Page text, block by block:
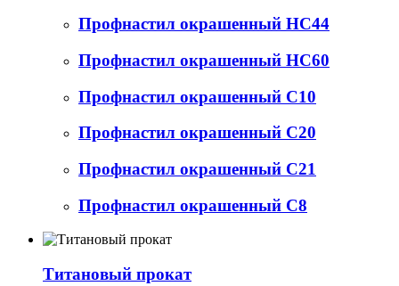
Профнастил окрашенный НС44
Профнастил окрашенный НС60
Профнастил окрашенный С10
Профнастил окрашенный С20
Профнастил окрашенный С21
Профнастил окрашенный С8
Титановый прокат